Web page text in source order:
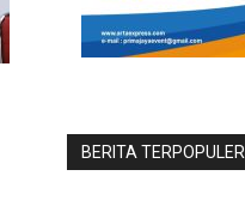
BERITA TERPOPULER